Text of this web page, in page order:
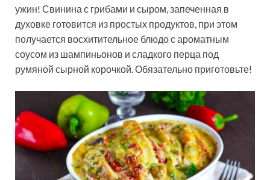
ужин! Свинина с грибами и сыром, запеченная в
духовке готовится из простых продуктов, при этом
получается восхитительное блюдо с ароматным
соусом из шампиньонов и сладкого перца под
румяной сырной корочкой. Обязательно приготовьте!